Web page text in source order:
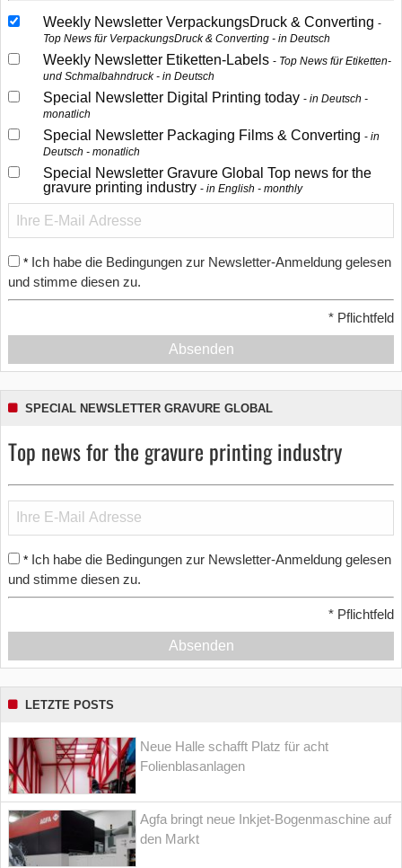
Weekly Newsletter VerpackungsDruck & Converting
Top News für VerpackungsDruck & Converting - in Deutsch
Weekly Newsletter Etiketten-Labels
Top News für Etiketten-
und Schmalbahndruck - in Deutsch
Special Newsletter Digital Printing today
in Deutsch -
monatlich
Special Newsletter Packaging Films & Converting
in
Deutsch - monatlich
Special Newsletter Gravure Global Top news for the
gravure printing industry
in English - monthly
* Ich habe die Bedingungen zur Newsletter-Anmeldung gelesen
und stimme diesen zu.
* Pflichtfeld
Absenden
SPECIAL NEWSLETTER GRAVURE GLOBAL
Top news for the gravure printing industry
* Ich habe die Bedingungen zur Newsletter-Anmeldung gelesen
und stimme diesen zu.
* Pflichtfeld
Absenden
LETZTE POSTS
Neue Halle schafft Platz für acht
Folienblasanlagen
Agfa bringt neue Inkjet-Bogenmaschine auf
den Markt